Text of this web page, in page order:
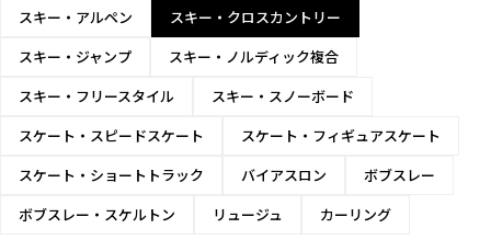
スキー・アルペン
スキー・クロスカントリー
スキー・ジャンプ
スキー・ノルディック複合
スキー・フリースタイル
スキー・スノーボード
スケート・スピードスケート
スケート・フィギュアスケート
スケート・ショートトラック
バイアスロン
ボブスレー
ボブスレー・スケルトン
リュージュ カーリング